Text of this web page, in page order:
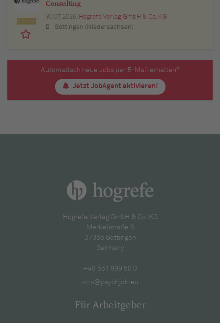
Consulting
30.07.2026, Hogrefe Verlag GmbH & Co. KG
Göttingen (Niedersachsen)
Automatisch neue Jobs per E-Mail erhalten?
Jetzt JobAgent aktivieren!
Hogrefe Verlag GmbH & Co. KG
Merkelstraße 3
37085 Göttingen
Germany
+49 551 999 50 0
info@psychjob.eu
Für Arbeitgeber